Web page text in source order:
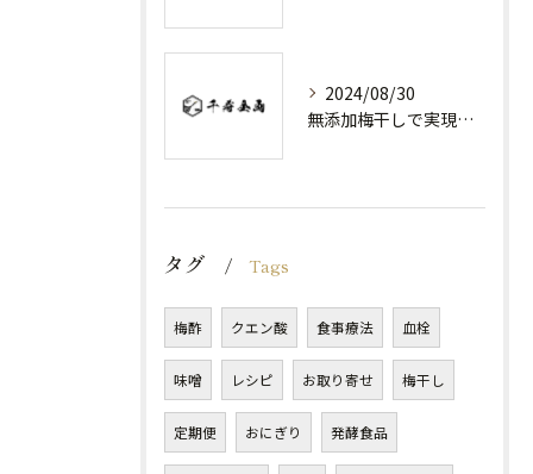
2024/08/30
無添加梅干しで実現する健康維持
タグ Tags
梅酢 クエン酸 食事療法 血栓
味噌 レシピ お取り寄せ 梅干し
定期便 おにぎり 発酵食品